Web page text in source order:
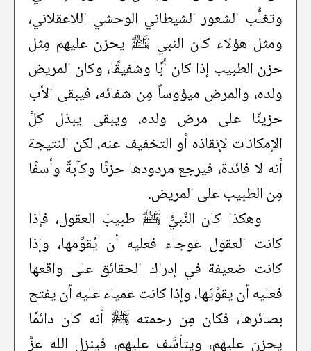
وتغلُّب الشعور الشيطاني الوحشي اللاعقلاني،
ومثل هؤلاء كان النبي ﷺ يحزن عليهم مِثل
حزن الطبيب إذا كان أبًا وشفيقًا، وكان المريض
ولده، والمرض ميؤوساً مِن شفائه، فيبقى الأب
حزينًا على مرض ولده، ويبقى يبذل كلَّ
الإمكانات لإنقاذه أو التخفيف عنه، لكن النتيجة
أنه لا فائدة، فيرجع مردودها حزنًا وكآبةً وأسفًا
مِن الطبيب على المريض.
وهكذا كان النَّبيُّ ﷺ طبيبَ العقول، فإذا
كانت العقول عوجاء فعليه أن يُقوِّمها، وإذا
كانت ضعيفة في إدراك الحقائق على واقعها
فعليه أن يقوِّيَها، وإذا كانت عمياء عليه أن يفتح
بصائرها، فكان مِن رحمته ﷺ أنه كان دائمًا
يحزن عليهم، ويتأسَّف عليهم، فينزل الله عزَّ